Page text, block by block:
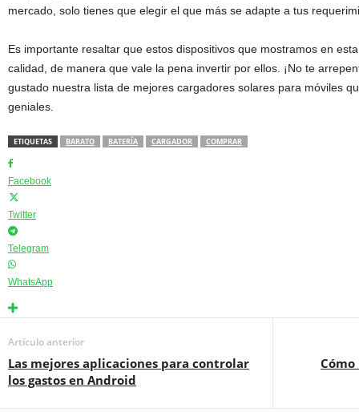
mercado, solo tienes que elegir el que más se adapte a tus
Es importante resaltar que estos dispositivos que mostramos en
calidad, de manera que vale la pena invertir por ellos. ¡No te
gustado nuestra lista de mejores cargadores solares para móviles
geniales.
ETIQUETAS BARATO BATERÍA CARGADOR COMPRAR
Facebook
Twitter
Telegram
WhatsApp
Artículo anterior
Las mejores aplicaciones para controlar
los gastos en Android